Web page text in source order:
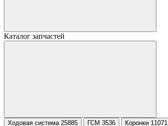
Каталог запчастей
Ходовая система 25885 ГСМ 3536 Коронки 11071